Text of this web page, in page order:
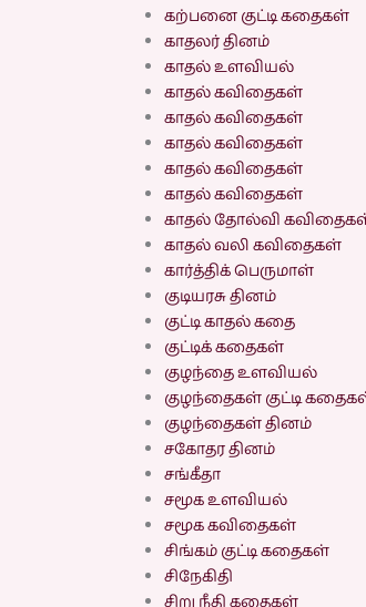
கற்பனை குட்டி கதைகள்
காதலர் தினம்
காதல் உளவியல்
காதல் கவிதைகள்
காதல் கவிதைகள்
காதல் கவிதைகள்
காதல் கவிதைகள்
காதல் கவிதைகள்
காதல் தோல்வி
காதல் வலி கவிதைகள்
கார்த்திக் பெருமாள்
குடியரசு தினம்
குட்டி காதல் கதை
குட்டிக் கதைகள்
குழந்தை உளவியல்
குழந்தைகள் குட்டி
குழந்தைகள் தினம்
சகோதர தினம்
சங்கீதா
சமூக உளவியல்
சமூக கவிதைகள்
சிங்கம் குட்டி கதைகள்
சிநேகிதி